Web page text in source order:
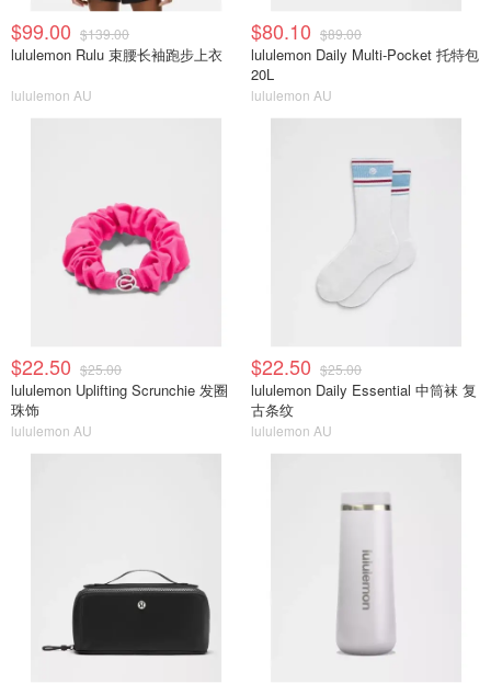
$99.00 $139.00
lululemon Rulu 束腰长袖跑步上衣
lululemon AU
$80.10 $89.00
lululemon Daily Multi-Pocket 托特包
20L
lululemon AU
$22.50 $25.00
lululemon Uplifting Scrunchie 发圈
珠饰
lululemon AU
$22.50 $25.00
lululemon Daily Essential 中筒袜 复
古条纹
lululemon AU